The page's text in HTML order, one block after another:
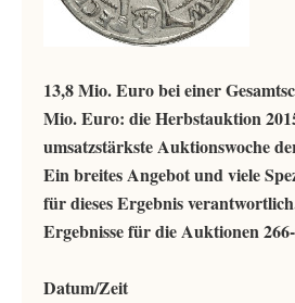
13,8 Mio. Euro bei einer
Mio. Euro: die Herbstauktion
umsatzstärkste Auktionswoche
Ein breites Angebot und viele
für dieses Ergebnis
Ergebnisse für die Auktionen
Datum/Zeit